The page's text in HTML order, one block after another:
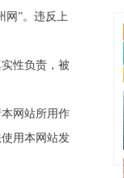
网”。违反上
性负责，被
网站所用作
用本网站发